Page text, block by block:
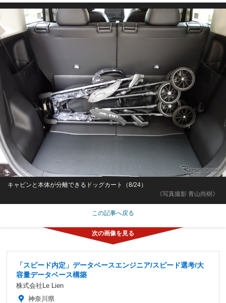
《写真撮影 青山尚樹》
キャビンと本体が分離できるドッグカート（8/24）
この記事へ戻る
「スピード内定」データベースエンジニア/スピード選考/大
容量データベース構築
株式会社Le Lien
神奈川県